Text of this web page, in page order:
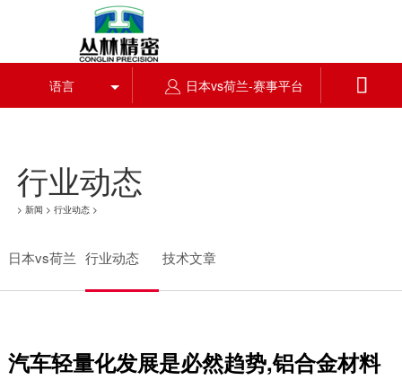
日本vs荷兰

语言 日本vs荷兰-赛事平台
行业动态
> 新闻 > 行业动态>
日本vs荷兰 行业动态 技术文章
汽车轻量化发展是必然趋势,铝合金材料